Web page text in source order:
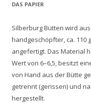
DAS PAPIER
Silberburg Bütten wird aus
handgeschöpfter, ca. 110
angefertigt. Das Material
Wert von 6–6,5, besitzt
von Hand aus der Bütte
getrennt (gerissen) und
hergestellt.